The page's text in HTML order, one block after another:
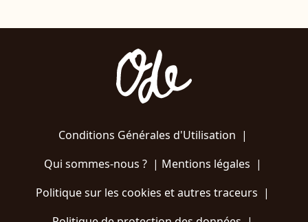
Conditions Générales d'Utilisation |
Qui sommes-nous ?| Mentions légales |
Politique sur les cookies et autres traceurs |